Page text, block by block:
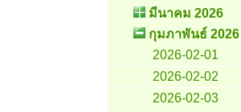
มีนาคม 2026
กุมภาพันธ์ 2026
2026-02-01
2026-02-02
2026-02-03